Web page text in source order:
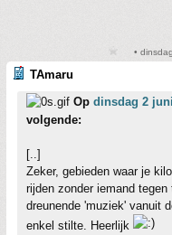
•
TAmaru
Op dinsdag 2
volgende:
[..]
Zeker, gebieden waar je
rijden zonder iemand
dreunende 'muziek' vanuit
enkel stilte. Heerlijk